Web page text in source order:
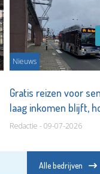
Nieuws
Gratis reizen voor
laag inkomen blijft,
Redactie - 09-07-2026
Alle bedrijven